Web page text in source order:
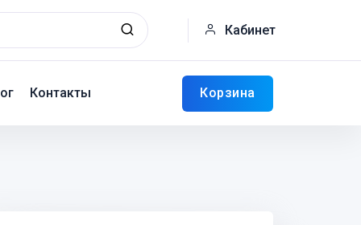
Кабинет
Контакты Корзина